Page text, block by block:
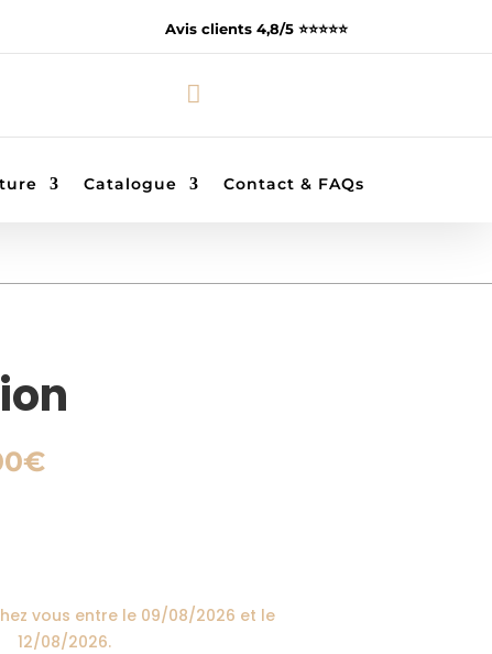
Avis clients 4,8/5 ⭐️⭐️⭐️⭐️⭐️

Catalogue Contact & FAQs
€Plage
vous entre le 09/08/2026 et le
12/08/2026.